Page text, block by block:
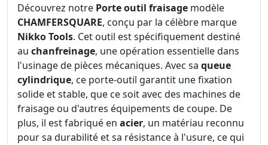
Découvrez notre Porte outil fraisage modèle
CHAMFERSQUARE, conçu par la célèbre marque
Nikko Tools. Cet outil est spécifiquement destiné
au chanfreinage, une opération essentielle dans
l'usinage de pièces mécaniques. Avec sa queue
cylindrique, ce porte-outil garantit une fixation
solide et stable, que ce soit avec des machines de
fraisage ou d'autres équipements de coupe. De
plus, il est fabriqué en acier, un matériau reconnu
pour sa durabilité et sa résistance à l'usure, ce qui